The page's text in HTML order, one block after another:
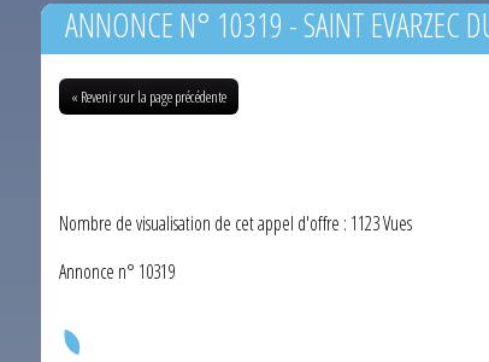
ANNONCE N° 10319 - SAINT EVARZEC
« Revenir sur la page précédente
Nombre de visualisation de cet appel d'offre : 1123 Vues
Annonce n° 10319